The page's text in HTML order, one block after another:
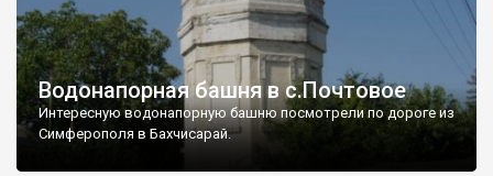
Водонапорная башня в с.Почтовое
Интересную водонапорную башню посмотрели по дороге из
Симферополя в Бахчисарай.